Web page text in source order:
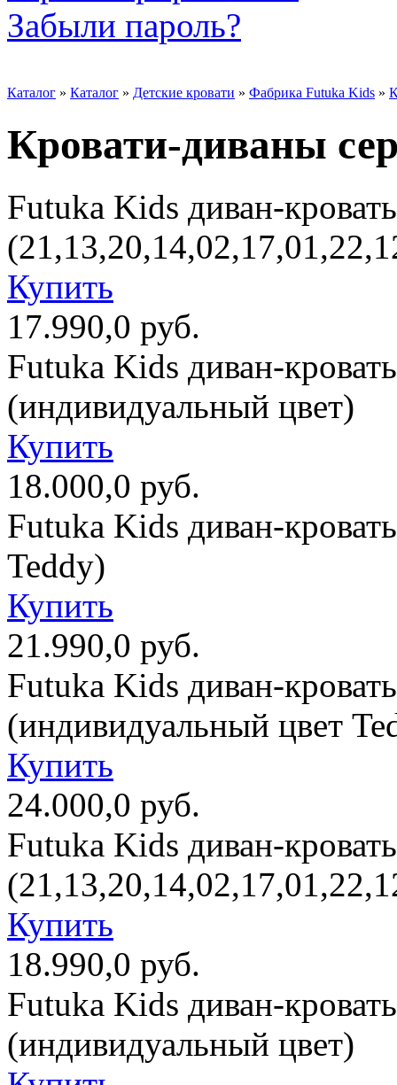
Забыли пароль?
Каталог » Каталог » Детские кровати » Фабрика Futuka Kids »
Кровати-диваны
Futuka Kids диван-
Купить
17.990,0 руб.
Futuka Kids диван-
(индивидуальный цвет)
Купить
18.000,0 руб.
Futuka Kids диван-
Teddy)
Купить
21.990,0 руб.
Futuka Kids диван-
(индивидуальный цвет
Купить
24.000,0 руб.
Futuka Kids диван-
Купить
18.990,0 руб.
Futuka Kids диван-
(индивидуальный цвет)